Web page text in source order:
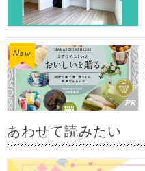
あわせて読みたい